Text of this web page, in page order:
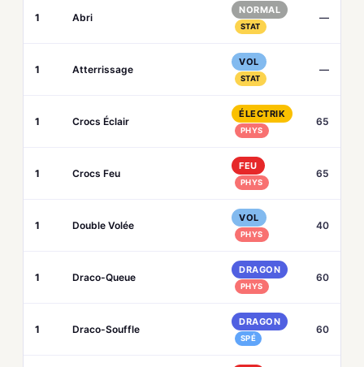
1 Abri
NORMAL
STAT
—
1 Atterrissage
VOL
STAT
—
1 Crocs Éclair
ÉLECTRIK
PHYS
65
1 Crocs Feu
FEU
PHYS
65
1 Double Volée
VOL
PHYS
40
1 Draco-Queue
DRAGON
PHYS
60
1 Draco-Souffle
DRAGON
SPÉ
60